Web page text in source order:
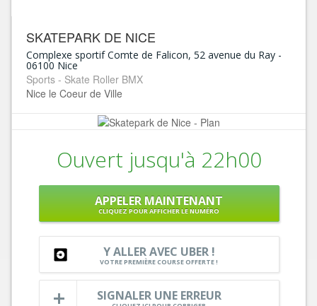
SKATEPARK DE NICE
Complexe sportif Comte de Falicon, 52 avenue du Ray -
06100 Nice
Sports - Skate Roller BMX
Nice le Coeur de Ville
Ouvert jusqu'à 22h00
APPELER MAINTENANT
CLIQUEZ POUR AFFICHER LE NUMÉRO
Y ALLER AVEC UBER !
VOTRE PREMIÈRE COURSE OFFERTE !
SIGNALER UNE ERREUR